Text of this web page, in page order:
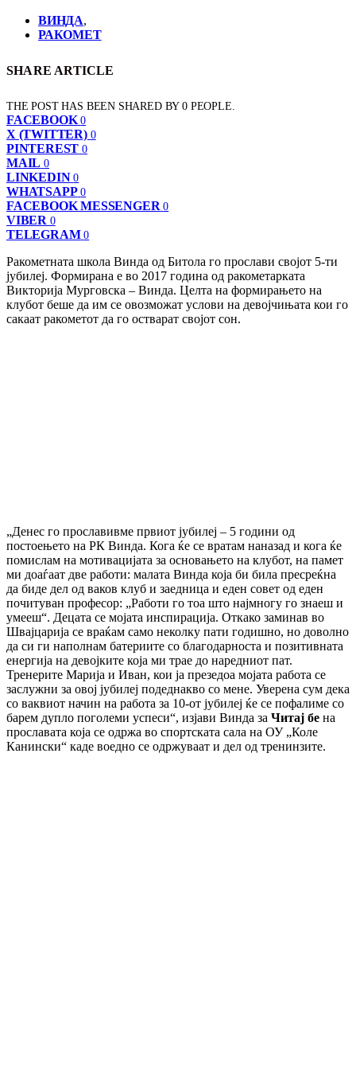
ВИНДА,
РАКОМЕТ
SHARE ARTICLE
THE POST HAS BEEN SHARED BY0 PEOPLE.
FACEBOOK 0
X (TWITTER) 0
PINTEREST 0
MAIL 0
LINKEDIN 0
WHATSAPP 0
FACEBOOK MESSENGER 0
VIBER 0
TELEGRAM 0
Ракометната школа Винда од Битола го прослави својот 5-ти
јубилеј. Формирана е во 2017 година од ракометарката
Викторија Мурговска – Винда. Целта на формирањето на
клубот беше да им се овозможат услови на девојчињата кои го
сакаат ракометот да го остварат својот сон.
„Денес го прославивме првиот јубилеј – 5 години од
постоењето на РК Винда. Кога ќе се вратам наназад и кога ќе
помислам на мотивацијата за основањето на клубот, на памет
ми доаѓаат две работи: малата Винда која би била пресреќна
да биде дел од ваков клуб и заедница и еден совет од еден
почитуван професор: „Работи го тоа што најмногу го знаеш и
умееш“. Децата се мојата инспирација. Откако заминав во
Швајцарија се враќам само неколку пати годишно, но доволно
да си ги наполнам батериите со благодарноста и позитивната
енергија на девојките која ми трае до наредниот пат.
Тренерите Марија и Иван, кои ја презедоа мојата работа се
заслужни за овој јубилеј подеднакво со мене. Уверена сум дека
со ваквиот начин на работа за 10-от јубилеј ќе се пофалиме со
барем дупло поголеми успеси“, изјави Винда за Читај бе на
прославата која се одржа во спортската сала на ОУ „Коле
Канински“ каде воедно се одржуваат и дел од тренинзите.